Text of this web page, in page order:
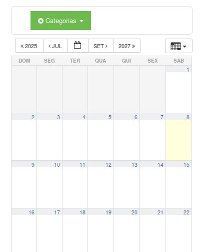
Categorias
2025 JUL SET 2027
DOM SEG TER QUA QUI SEX SÁB
1
2 3 4 5 6 7 8
9 10 11 12 13 14 15
16 17 18 19 20 21 22